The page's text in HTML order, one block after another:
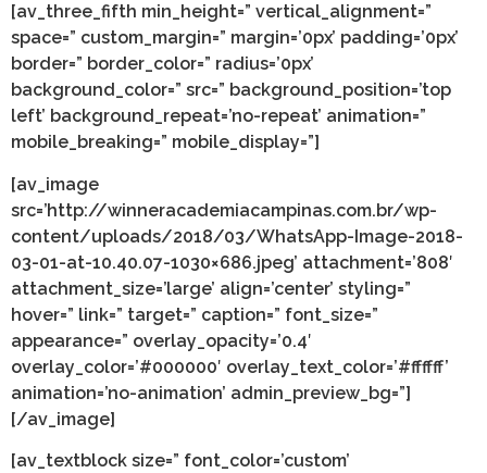
[av_three_fifth min_height=” vertical_alignment=”
space=” custom_margin=” margin=’0px’ padding=’0px’
border=” border_color=” radius=’0px’
background_color=” src=” background_position=’top
left’ background_repeat=’no-repeat’ animation=”
mobile_breaking=” mobile_display=”]
[av_image
src=’http://winneracademiacampinas.com.br/wp-
content/uploads/2018/03/WhatsApp-Image-2018-
03-01-at-10.40.07-1030×686.jpeg’ attachment=’808′
attachment_size=’large’ align=’center’ styling=”
hover=” link=” target=” caption=” font_size=”
appearance=” overlay_opacity=’0.4′
overlay_color=’#000000′ overlay_text_color=’#ffffff’
animation=’no-animation’ admin_preview_bg=”]
[/av_image]
[av_textblock size=” font_color=’custom’